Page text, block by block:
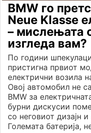
BMW го
Neue Klasse
– мислењата
изгледа вам?
По години
пристигна првиот
електрични возила
Овој автомобил не
BMW за
бурни дискусии
со неговиот дизајн
Големата батерија,